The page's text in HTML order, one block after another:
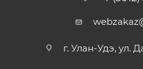
г. Улан-Удэ, ул.